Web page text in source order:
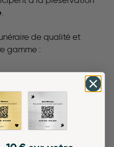
.
de qualité et
gamme :
et mémoire
d’uneplaque